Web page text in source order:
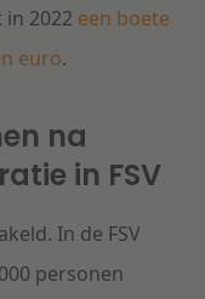
2022 een boete
euro.
na
in FSV
In de FSV
personen